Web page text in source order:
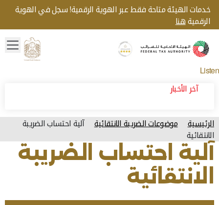
خدمات الهيئة متاحة فقط عبر الهوية الرقمية! سجل في الهوية
الرقميةهنا
Logo
Gold star Logo
Listen
آخر الأخبار
الرئيسية موضوعات الضريبة الانتقائية آلية احتساب الضريبة
الانتقائية
آلية احتساب الضريبة
الانتقائية